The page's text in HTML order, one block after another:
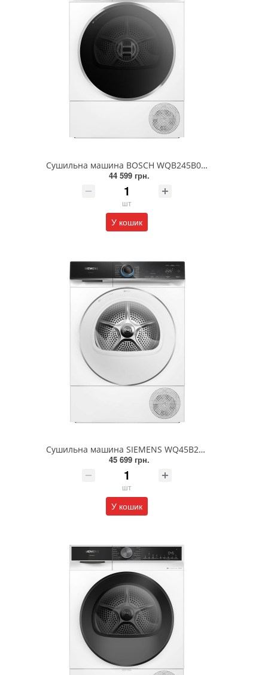
Сушильна машина BOSCH WQB245B0UA
44 599 грн.
шт
У кошик
Сушильна машина SIEMENS WQ45B290UA
45 699 грн.
шт
У кошик